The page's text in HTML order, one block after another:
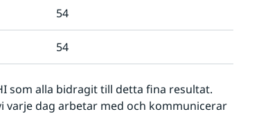
54
54
som alla bidragit till detta fina resultat.
varje dag arbetar med och kommunicerar